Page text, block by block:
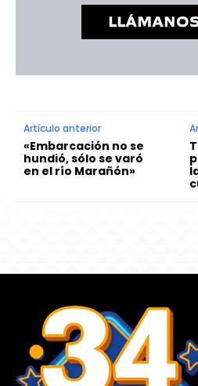
Artículo anterior
«Embarcación no se
hundió, sólo se varó
en el río Marañón»